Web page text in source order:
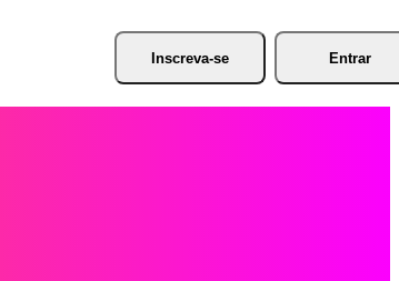
Inscreva-se Entrar